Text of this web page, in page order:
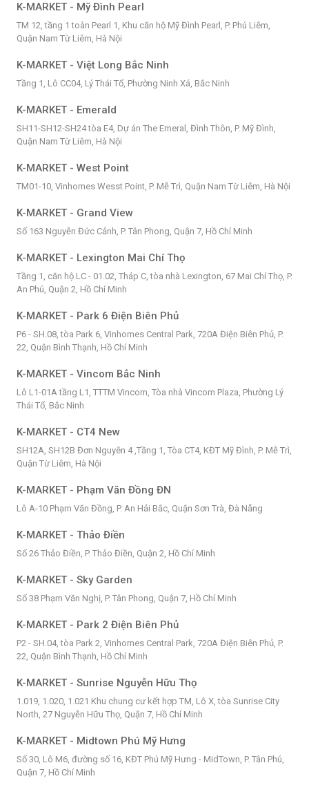
K-MARKET - Mỹ Đình Pearl
TM 12, tầng 1 toàn Pearl 1, Khu căn hộ Mỹ Đình Pearl, P. Phú Liêm,
Quận Nam Từ Liêm, Hà Nội
K-MARKET - Việt Long Bắc Ninh
Tầng 1, Lô CC04, Lý Thái Tổ, Phường Ninh Xá, Bắc Ninh
K-MARKET - Emerald
SH11-SH12-SH24 tòa E4, Dự án The Emeral, Đình Thôn, P. Mỹ Đình,
Quận Nam Từ Liêm, Hà Nội
K-MARKET - West Point
TM01-10, Vinhomes Wesst Point, P. Mễ Trì, Quận Nam Từ Liêm, Hà Nội
K-MARKET - Grand View
Số 163 Nguyễn Đức Cảnh, P. Tân Phong, Quận 7, Hồ Chí Minh
K-MARKET - Lexington Mai Chí Thọ
Tầng 1, căn hộ LC - 01.02, Tháp C, tòa nhà Lexington, 67 Mai Chí Thọ, P.
An Phú, Quận 2, Hồ Chí Minh
K-MARKET - Park 6 Điện Biên Phủ
P6 - SH.08, tòa Park 6, Vinhomes Central Park, 720A Điện Biên Phủ, P.
22, Quận Bình Thạnh, Hồ Chí Minh
K-MARKET - Vincom Bắc Ninh
Lô L1-01A tầng L1, TTTM Vincom, Tòa nhà Vincom Plaza, Phường Lý
Thái Tổ, Bắc Ninh
K-MARKET - CT4 New
SH12A, SH12B Đơn Nguyên 4 ,Tầng 1, Tòa CT4, KĐT Mỹ Đình, P. Mễ Trì,
Quận Từ Liêm, Hà Nội
K-MARKET - Phạm Văn Đồng ĐN
Lô A-10 Phạm Văn Đồng, P. An Hải Bắc, Quận Sơn Trà, Đà Nẵng
K-MARKET - Thảo Điền
Số 26 Thảo Điền, P. Thảo Điền, Quận 2, Hồ Chí Minh
K-MARKET - Sky Garden
Số 38 Phạm Văn Nghị, P. Tân Phong, Quận 7, Hồ Chí Minh
K-MARKET - Park 2 Điện Biên Phủ
P2 - SH.04, tòa Park 2, Vinhomes Central Park, 720A Điện Biên Phủ, P.
22, Quận Bình Thạnh, Hồ Chí Minh
K-MARKET - Sunrise Nguyễn Hữu Thọ
1.019, 1.020, 1.021 Khu chung cư kết hợp TM, Lô X, tòa Sunrise City
North, 27 Nguyễn Hữu Thọ, Quận 7, Hồ Chí Minh
K-MARKET - Midtown Phú Mỹ Hưng
Số 30, Lô M6, đường số 16, KĐT Phú Mỹ Hưng - MidTown, P. Tân Phú,
Quận 7, Hồ Chí Minh